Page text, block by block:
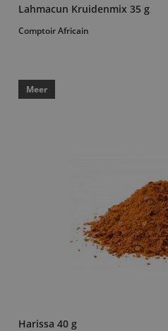
Lahmacun Kruidenmix 35 g
Comptoir Africain
Meer
Harissa 40 g